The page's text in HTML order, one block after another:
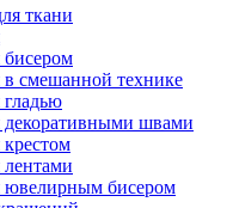
ткани
смешанной технике
швами
бисером